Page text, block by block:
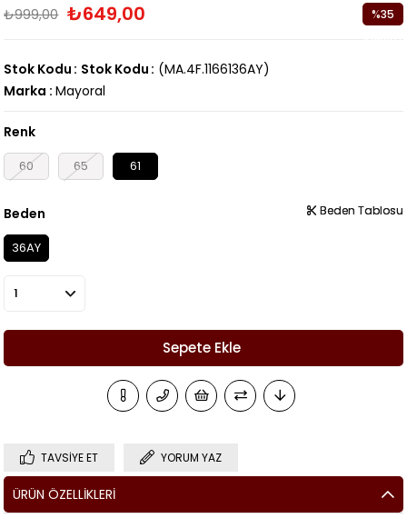
₺999,00 ₺649,00 %35
(MA.4F.1166136AY)
Stok Kodu Stok Kodu
Marka : Mayoral
Renk
60 65 61
Beden
36AY
Beden Tablosu
Beden Tablosu
TAVSIYE ET YORUM YAZ
ÜRÜN ÖZELLIKLERI